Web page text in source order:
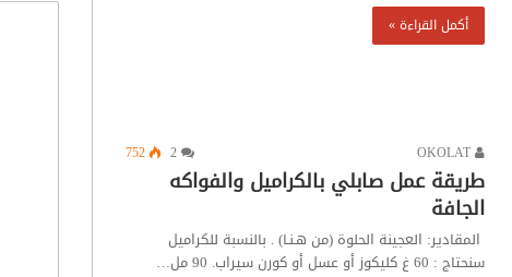
أكمل القراءة »
752
طريقة عمل صابلي بالكراميل والفواكه
الجافة
المقادير: العجينة الحلوة (من هـنـا) . بالنسبة للكراميل
سنحتاج : 60 غ كليكوز أو عسل أو كورن سيراب. 90 مل…